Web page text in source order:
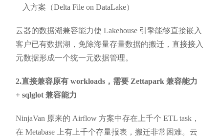
入方案（Delta File on DataLake）
云器的数据湖兼容能力使 Lakehouse 引擎能够直接嵌入
客户已有数据湖，免除海量存量数据的搬迁，直接接入
元数据形成一个统一元数据管理。
2.直接兼容原有 workloads，需要 Zettapark 兼容能力
+ sqlglot 兼容能力
NinjaVan 原来的 Airflow 方案中存在上千个 ETL task，
在 Metabase 上有上千个存量报表，搬迁非常困难。云